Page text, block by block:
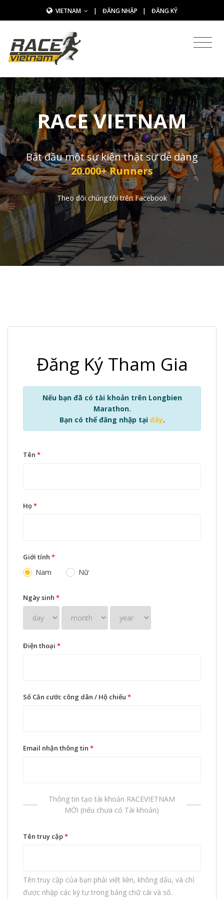
VIETNAM | ĐĂNG NHẬP | ĐĂNG KÝ
RACE VIETNAM
Bắt đầu một sự kiện thật sự dễ dàng
20.000+ Runners
Theo dõi chúng tôi trên Facebook
Đăng Ký Tham Gia
Nếu bạn đã có tài khoản trên Longbien
Marathon.
Bạn có thể đăng nhập tại đây.
Tên *
Họ*
Giới tính *
Nam Nữ
Ngày sinh *
Điện thoại *
Số Căn cước công dân / Hộ chiếu *
Email nhận thông tin *
Thông tin tạo tài khoản RACEVIETNAM
MỚI (nếu chưa có Tài khoản)
Tên truy cập*
Tên truy cập của bạn phải viết liền, không dấu, và chỉ
được nhập các ký tự trong bảng chữ cái và số.